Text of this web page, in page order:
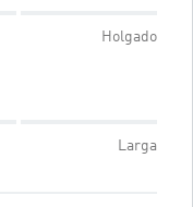
Holgado
Larga